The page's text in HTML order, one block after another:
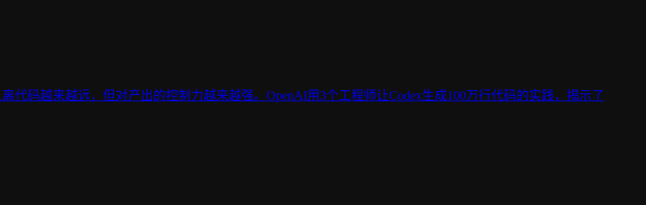
代码越来越远，但对产出的控制力越来越强。OpenAI用3个工程师让Codex生成100万行代码的实践，揭示了